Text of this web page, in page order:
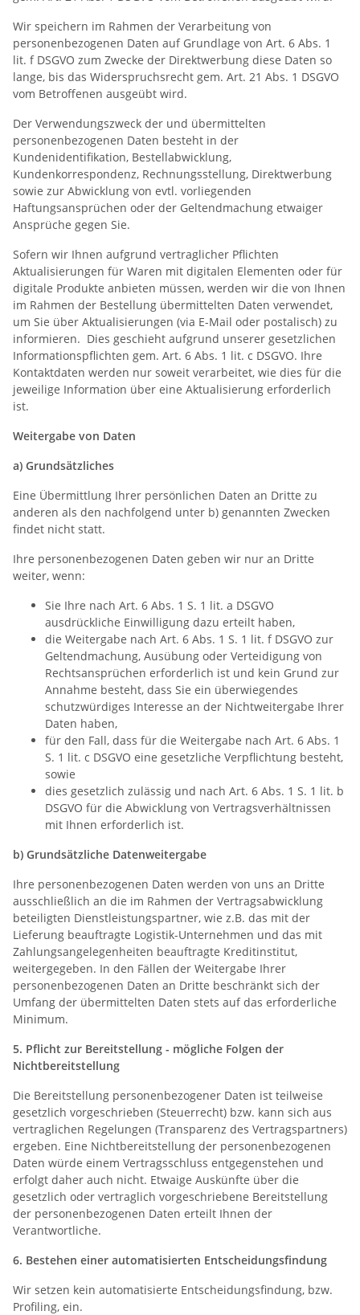
Wir speichern im Rahmen der Verarbeitung von
personenbezogenen Daten auf Grundlage von Art. 6 Abs. 1
lit. f DSGVO zum Zwecke der Direktwerbung diese Daten so
lange, bis das Widerspruchsrecht gem. Art. 21 Abs. 1 DSGVO
vom Betroffenen ausgeübt wird.
Der Verwendungszweck der und übermittelten
personenbezogenen Daten besteht in der
Kundenidentifikation, Bestellabwicklung,
Kundenkorrespondenz, Rechnungsstellung, Direktwerbung
sowie zur Abwicklung von evtl. vorliegenden
Haftungsansprüchen oder der Geltendmachung etwaiger
Ansprüche gegen Sie.
Sofern wir Ihnen aufgrund vertraglicher Pflichten
Aktualisierungen für Waren mit digitalen Elementen oder für
digitale Produkte anbieten müssen, werden wir die von Ihnen
im Rahmen der Bestellung übermittelten Daten verwendet,
um Sie über Aktualisierungen (via E-Mail oder postalisch) zu
informieren. Dies geschieht aufgrund unserer gesetzlichen
Informationspflichten gem. Art. 6 Abs. 1 lit. c DSGVO. Ihre
Kontaktdaten werden nur soweit verarbeitet, wie dies für die
jeweilige Information über eine Aktualisierung erforderlich
ist.
Weitergabe von Daten
a) Grundsätzliches
Eine Übermittlung Ihrer persönlichen Daten an Dritte zu
anderen als den nachfolgend unter b) genannten Zwecken
findet nicht statt.
Ihre personenbezogenen Daten geben wir nur an Dritte
weiter, wenn:
Sie Ihre nach Art. 6 Abs. 1 S. 1 lit. a DSGVO
ausdrückliche Einwilligung dazu erteilt haben,
die Weitergabe nach Art. 6 Abs. 1 S. 1 lit. f DSGVO zur
Geltendmachung, Ausübung oder Verteidigung von
Rechtsansprüchen erforderlich ist und kein Grund zur
Annahme besteht, dass Sie ein überwiegendes
schutzwürdiges Interesse an der Nichtweitergabe Ihrer
Daten haben,
für den Fall, dass für die Weitergabe nach Art. 6 Abs. 1
S. 1 lit. c DSGVO eine gesetzliche Verpflichtung besteht,
sowie
dies gesetzlich zulässig und nach Art. 6 Abs. 1 S. 1 lit. b
DSGVO für die Abwicklung von Vertragsverhältnissen
mit Ihnen erforderlich ist.
b) Grundsätzliche Datenweitergabe
Ihre personenbezogenen Daten werden von uns an Dritte
ausschließlich an die im Rahmen der Vertragsabwicklung
beteiligten Dienstleistungspartner, wie z.B. das mit der
Lieferung beauftragte Logistik-Unternehmen und das mit
Zahlungsangelegenheiten beauftragte Kreditinstitut,
weitergegeben. In den Fällen der Weitergabe Ihrer
personenbezogenen Daten an Dritte beschränkt sich der
Umfang der übermittelten Daten stets auf das erforderliche
Minimum.
5. Pflicht zur Bereitstellung - mögliche Folgen der
Nichtbereitstellung
Die Bereitstellung personenbezogener Daten ist teilweise
gesetzlich vorgeschrieben (Steuerrecht) bzw. kann sich aus
vertraglichen Regelungen (Transparenz des Vertragspartners)
ergeben. Eine Nichtbereitstellung der personenbezogenen
Daten würde einem Vertragsschluss entgegenstehen und
erfolgt daher auch nicht. Etwaige Auskünfte über die
gesetzlich oder vertraglich vorgeschriebene Bereitstellung
der personenbezogenen Daten erteilt Ihnen der
Verantwortliche.
6. Bestehen einer automatisierten Entscheidungsfindung
Wir setzen kein automatisierte Entscheidungsfindung, bzw.
Profiling, ein.